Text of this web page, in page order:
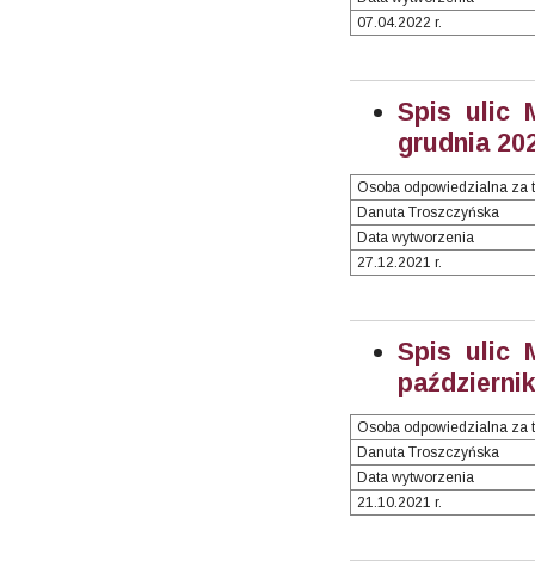
07.04.2022 r.
Spis ulic
grudnia
Osoba odpowiedzialna za
Danuta Troszczyńska
Data wytworzenia
27.12.2021 r.
Spis ulic
Osoba odpowiedzialna za
Danuta Troszczyńska
Data wytworzenia
21.10.2021 r.